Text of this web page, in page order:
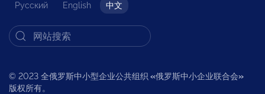
Русский English 中文
© 2023 全俄罗斯中小型企业公共组织 «俄罗斯中小企业联合会»
版权所有。